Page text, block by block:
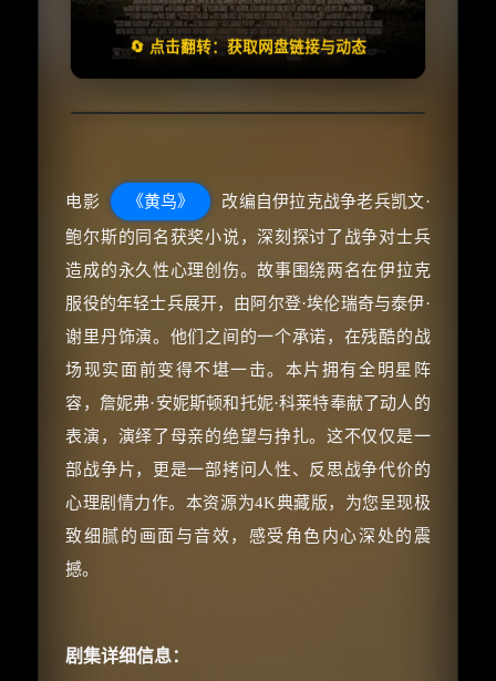
🔄 点击翻转：获取网盘链接与动态
失效请反馈
🧧️
天天领红包
电影 《黄鸟》
改编自伊拉克战争老兵凯文·
鲍尔斯的同名获奖小说，深刻探讨了战争对士兵
造成的永久性心理创伤。故事围绕两名在伊拉克
服役的年轻士兵展开，由阿尔登·埃伦瑞奇与泰伊·
谢里丹饰演。他们之间的一个承诺，在残酷的战
场现实面前变得不堪一击。本片拥有全明星阵
容，詹妮弗·安妮斯顿和托妮·科莱特奉献了动人的
表演，演绎了母亲的绝望与挣扎。这不仅仅是一
部战争片，更是一部拷问人性、反思战争代价的
心理剧情力作。本资源为4K典藏版，为您呈现极
致细腻的画面与音效，感受角色内心深处的震
撼。
剧集详细信息：